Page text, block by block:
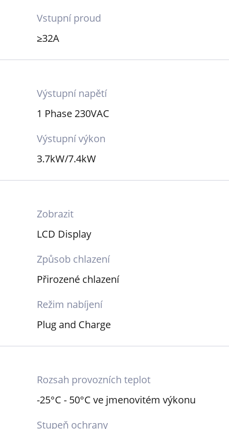
Vstupní proud
≥32A
Výstupní napětí
1 Phase 230VAC
Výstupní výkon
3.7kW/7.4kW
Zobrazit
LCD Display
Způsob chlazení
Přirozené chlazení
Režim nabíjení
Plug and Charge
Rozsah provozních teplot
-25°C - 50°C ve jmenovitém výkonu
Stupeň ochrany